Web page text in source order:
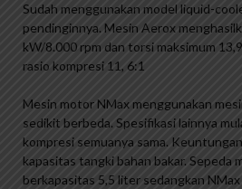
Sudah menggunakan model liquid-
pendinginnya. Mesin Aerox
kW/8.000 rpm dan torsi maksimum
rasio kompresi 11, 6:1
Mesin motor NMax menggunakan
sedikit berbeda. Spesifikasi lainnya
kompresi semuanya sama.
kapasitas tangki bahan bakar. Sepeda
berkapasitas 5,5 liter sedangkan